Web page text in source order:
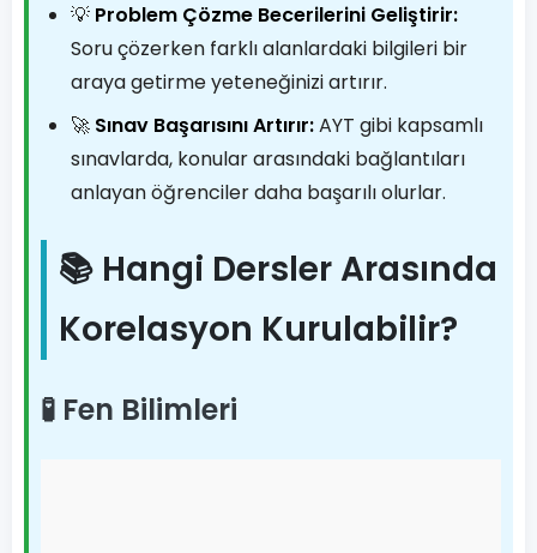
💡 Problem Çözme Becerilerini Geliştirir:
Soru çözerken farklı alanlardaki bilgileri bir
araya getirme yeteneğinizi artırır.
🚀 Sınav Başarısını Artırır:AYT gibi kapsamlı
sınavlarda, konular arasındaki bağlantıları
anlayan öğrenciler daha başarılı olurlar.
📚 Hangi Dersler Arasında
Korelasyon Kurulabilir?
🧪 Fen Bilimleri